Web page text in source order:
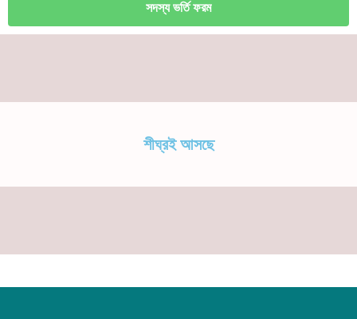
সদস্য ভর্তি ফরম
শীঘ্রই আসছে